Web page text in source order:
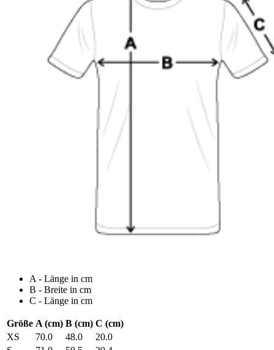
A - Länge in cm
B - Breite in cm
C - Länge in cm
Größe A (cm) B (cm) C (cm)
XS
70.0 48.0
20.0